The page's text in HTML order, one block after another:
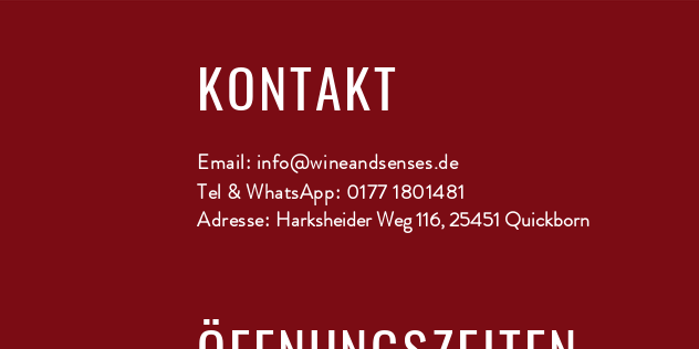
KONTAKT
Email: info@wineandsenses.de
Tel & WhatsApp: 0177 1801481
Adresse: Harksheider Weg 116, 25451 Quickborn